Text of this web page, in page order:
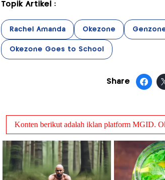
Topik Artikel :
Rachel Amanda Okezone
Okezone Goes to School
Share